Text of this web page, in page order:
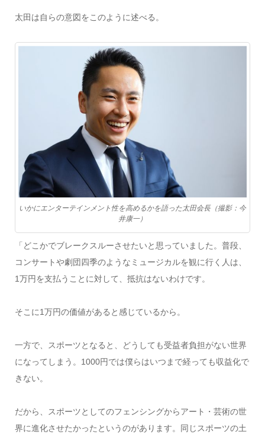
太田は自らの意図をこのように述べる。
いかにエンターテインメント性を高めるかを語った太田会長（撮影：今
井康一）
「どこかでブレークスルーさせたいと思っていました。普段、
コンサートや劇団四季のようなミュージカルを観に行く人は、
1万円を支払うことに対して、抵抗はないわけです。
そこに1万円の価値があると感じているから。
一方で、スポーツとなると、どうしても受益者負担がない世界
になってしまう。1000円では僕らはいつまで経っても収益化で
きない。
だから、スポーツとしてのフェンシングからアート・芸術の世
界に進化させたかったというのがあります。同じスポーツの土